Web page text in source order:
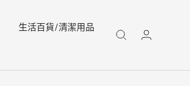
生活百貨/清潔用品